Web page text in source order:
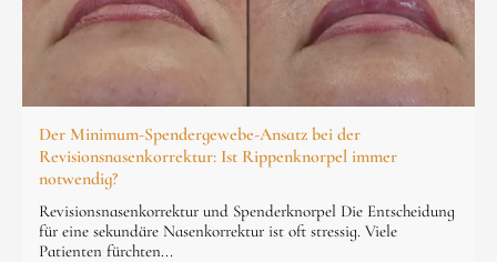
Der Minimum-Spendergewebe-Ansatz bei der
Revisionsnasenkorrektur: Ist Rippenknorpel immer
notwendig?
Revisionsnasenkorrektur und Spenderknorpel Die Entscheidung
für eine sekundäre Nasenkorrektur ist oft stressig. Viele
Patienten fürchten...